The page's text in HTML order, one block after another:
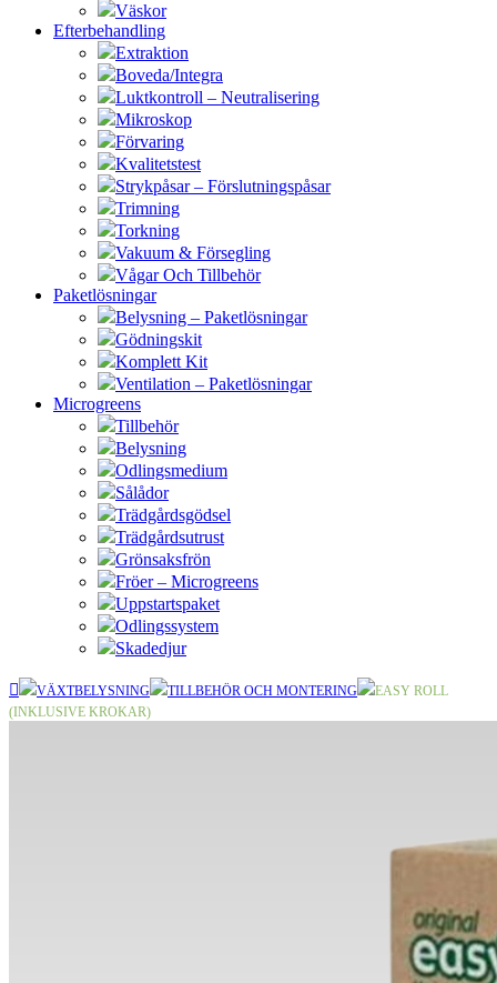
Väskor
Efterbehandling
Extraktion
Boveda/Integra
Luktkontroll – Neutralisering
Mikroskop
Förvaring
Kvalitetstest
Strykpåsar – Förslutningspåsar
Trimning
Torkning
Vakuum & Försegling
Vågar Och Tillbehör
Paketlösningar
Belysning – Paketlösningar
Gödningskit
Komplett Kit
Ventilation – Paketlösningar
Microgreens
Tillbehör
Belysning
Odlingsmedium
Sålådor
Trädgårdsgödsel
Trädgårdsutrust
Grönsaksfrön
Fröer – Microgreens
Uppstartspaket
Odlingssystem
Skadedjur
VÄXTBELYSNING TILLBEHÖR OCH MONTERING
EASY ROLL
(INKLUSIVE KROKAR)